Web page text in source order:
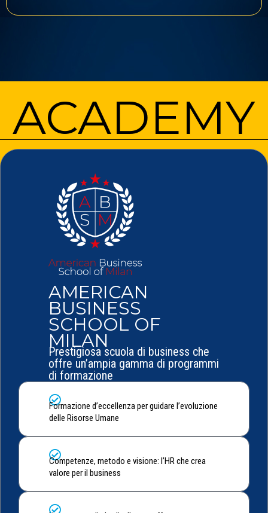
ACADEMY
AMERICAN
BUSINESS
SCHOOL OF
MILAN
Prestigiosa scuola di business che
offre un’ampia gamma di programmi
di formazione
Formazione d’eccellenza per guidare l’evoluzione
delle Risorse Umane
Competenze, metodo e visione: l’HR che crea
valore per il business